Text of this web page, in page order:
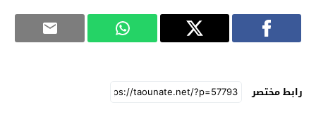
رابط مختصر